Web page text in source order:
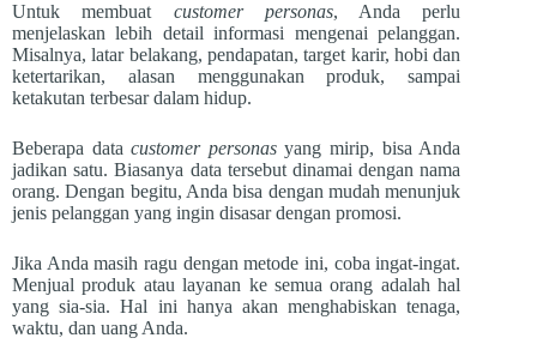
Untuk membuat customer personas, Anda perlu
menjelaskan lebih detail informasi mengenai pelanggan.
Misalnya, latar belakang, pendapatan, target karir, hobi dan
ketertarikan, alasan menggunakan produk, sampai
ketakutan terbesar dalam hidup.
Beberapa datacustomer personasyang mirip, bisa Anda
jadikan satu. Biasanya data tersebut dinamai dengan nama
orang. Dengan begitu, Anda bisa dengan mudah menunjuk
jenis pelanggan yang ingin disasar dengan promosi.
Jika Anda masih ragu dengan metode ini, coba ingat-ingat.
Menjual produk atau layanan ke semua orang adalah hal
yang sia-sia. Hal ini hanya akan menghabiskan tenaga,
waktu, dan uang Anda.